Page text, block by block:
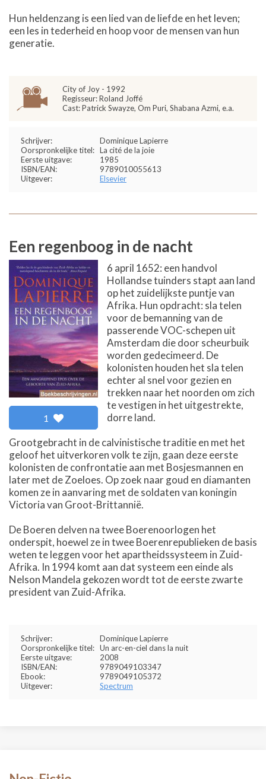
Hun heldenzang is een lied van de liefde en het leven;
een les in tederheid en hoop voor de mensen van hun
generatie.
City of Joy - 1992
Regisseur: Roland Joffé
Cast: Patrick Swayze, Om Puri, Shabana Azmi, e.a.
Schrijver:
Dominique Lapierre
Oorspronkelijke titel: La cité de la joie
Eerste uitgave:
1985
ISBN/EAN:
9789010055613
Uitgever:
Elsevier
Een regenboog in de nacht
1
6 april 1652: een handvol
Hollandse tuinders stapt aan land
op het zuidelijkste puntje van
Afrika. Hun opdracht: sla telen
voor de bemanning van de
passerende VOC-schepen uit
Amsterdam die door scheurbuik
worden gedecimeerd. De
kolonisten houden het sla telen
echter al snel voor gezien en
trekken naar het noorden om zich
te vestigen in het uitgestrekte,
dorre land.
Grootgebracht in de calvinistische traditie en met het
geloof het uitverkoren volk te zijn, gaan deze eerste
kolonisten de confrontatie aan met Bosjesmannen en
later met de Zoeloes. Op zoek naar goud en diamanten
komen ze in aanvaring met de soldaten van koningin
Victoria van Groot-Brittannië.
De Boeren delven na twee Boerenoorlogen het
onderspit, hoewel ze in twee Boerenrepublieken de basis
weten te leggen voor het apartheidssysteem in Zuid-
Afrika. In 1994 komt aan dat systeem een einde als
Nelson Mandela gekozen wordt tot de eerste zwarte
president van Zuid-Afrika.
Schrijver:
Dominique Lapierre
Oorspronkelijke titel: Un arc-en-ciel dans la nuit
Eerste uitgave:
2008
ISBN/EAN:
9789049103347
Ebook:
9789049105372
Uitgever:
Spectrum